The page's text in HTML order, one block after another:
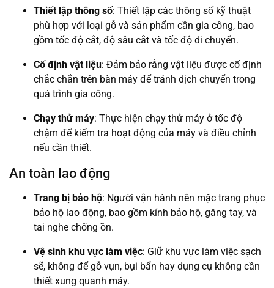
Thiết lập thông số: Thiết lập các thông số kỹ thuật
phù hợp với loại gỗ và sản phẩm cần gia công, bao
gồm tốc độ cắt, độ sâu cắt và tốc độ di chuyển.
Cố định vật liệu: Đảm bảo rằng vật liệu được cố định
chắc chắn trên bàn máy để tránh dịch chuyển trong
quá trình gia công.
Chạy thử máy: Thực hiện chạy thử máy ở tốc độ
chậm để kiểm tra hoạt động của máy và điều chỉnh
nếu cần thiết.
An toàn lao động
Trang bị bảo hộ: Người vận hành nên mặc trang phục
bảo hộ lao động, bao gồm kính bảo hộ, găng tay, và
tai nghe chống ồn.
Vệ sinh khu vực làm việc: Giữ khu vực làm việc sạch
sẽ, không để gỗ vụn, bụi bẩn hay dụng cụ không cần
thiết xung quanh máy.